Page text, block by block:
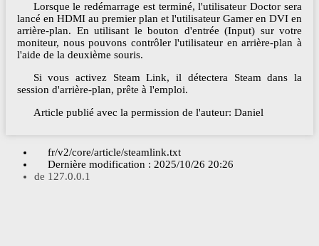
Lorsque le redémarrage est terminé, l'utilisateur Doctor sera
lancé en HDMI au premier plan et l'utilisateur Gamer en DVI en
arrière-plan. En utilisant le bouton d'entrée (Input) sur votre
moniteur, nous pouvons contrôler l'utilisateur en arrière-plan à
l'aide de la deuxième souris.
Si vous activez Steam Link, il détectera Steam dans la
session d'arrière-plan, prête à l'emploi.
Article publié avec la permission de l'auteur: Daniel
fr/v2/core/article/steamlink.txt
Dernière modification : 2025/10/26 20:26
de 127.0.0.1